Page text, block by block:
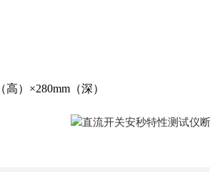
（高） ×280mm （深）